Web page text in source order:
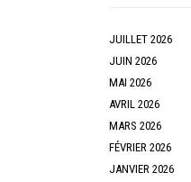
JUILLET 2026
JUIN 2026
MAI 2026
AVRIL 2026
MARS 2026
FÉVRIER 2026
JANVIER 2026